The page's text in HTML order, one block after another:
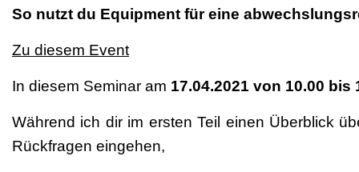
So nutzt du Equipment für eine
Zu diesem Event
In diesem Seminar am 17.04.2021 von 10.00 bis
Während ich dir im ersten Teil einen Überblick
Rückfragen eingehen,